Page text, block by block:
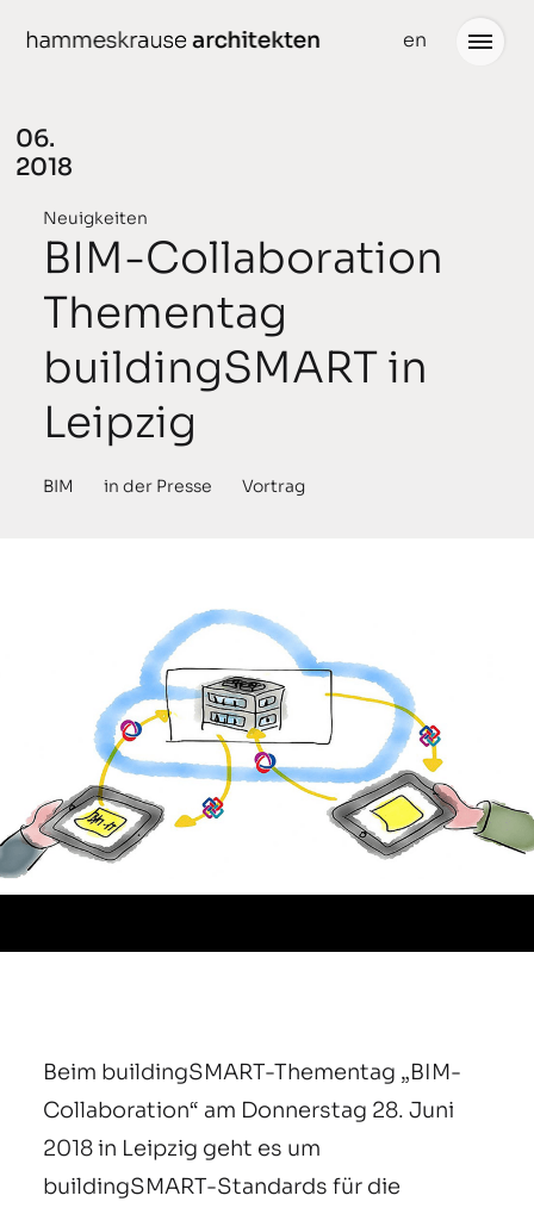
zum
en
gedacht
geplant
gebaut
ausgezeichnet
Büro
Team
Partner
06.
2018
Neuigkeiten
BIM-Collaboration
Thementag
buildingSMART in
Leipzig
BIM in der Presse Vortrag
Beim buildingSMART-Thementag „BIM-
Collaboration“ am Donnerstag 28. Juni
2018 in Leipzig geht es um
buildingSMART-Standards für die